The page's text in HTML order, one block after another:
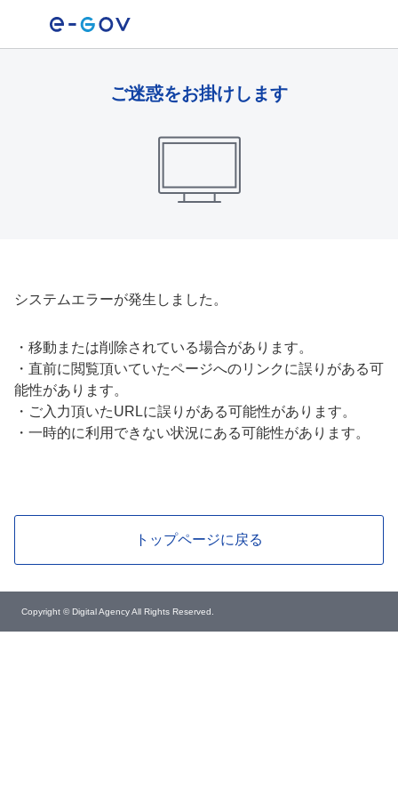
ご迷惑をお掛けします
システムエラーが発生しました。
・ 移動または削除されている場合があります。
・ 直前に閲覧頂いていたページへのリンクに誤りがある可
能性があります。
・ ご入力頂いたURLに誤りがある可能性があります。
・ 一時的に利用できない状況にある可能性があります。
トップページに戻る
Copyright © Digital Agency All Rights Reserved.